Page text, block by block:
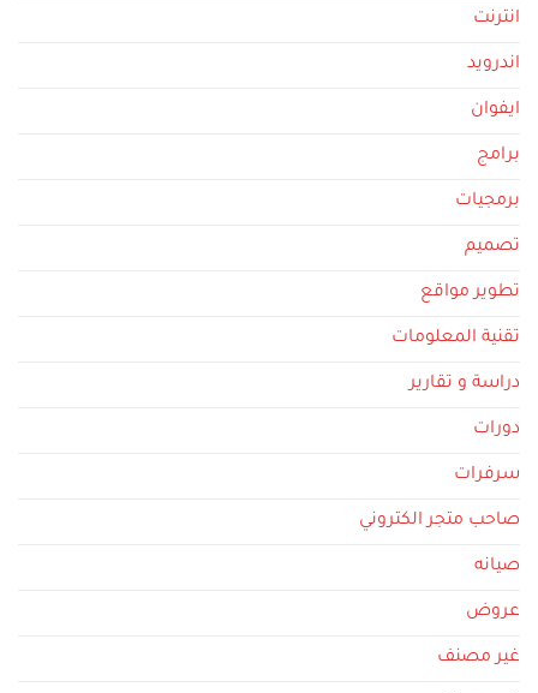
انترنت
اندرويد
ايفوان
برامج
برمجيات
تصميم
تطوير مواقع
تقنية المعلومات
دراسة و تقارير
دورات
سرفرات
صاحب متجر الكتروني
صيانه
عروض
غير مصنف